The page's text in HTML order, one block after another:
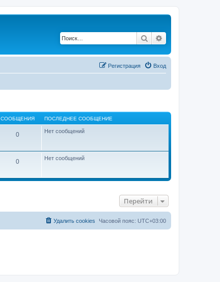
Поиск
Вход
Регистрация
СООБЩЕНИЯ ПОСЛЕДНЕЕ СООБЩЕНИЕ
0 Нет сообщений
0 Нет сообщений
Перейти
Часовой пояс: UTC+03:00
Удалить cookies